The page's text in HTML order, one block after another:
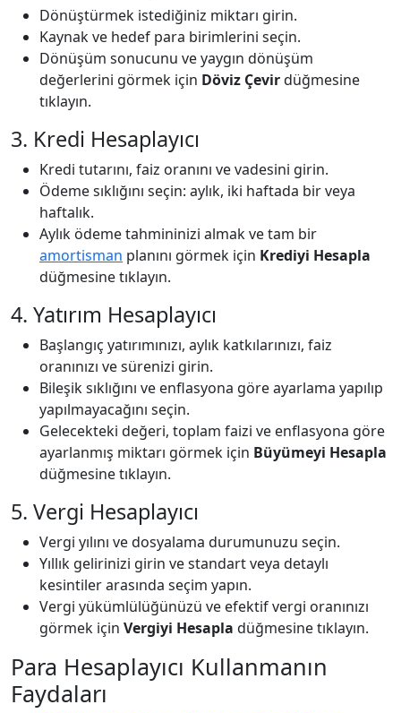
Dönüştürmek istediğiniz miktarı girin.
Kaynak ve hedef para birimlerini seçin.
Dönüşüm sonucunu ve yaygın dönüşüm
değerlerini görmek için Döviz Çevirdüğmesine
tıklayın.
3. Kredi Hesaplayıcı
Kredi tutarını, faiz oranını ve vadesini girin.
Ödeme sıklığını seçin: aylık, iki haftada bir veya
haftalık.
Aylık ödeme tahmininizi almak ve tam bir
amortisman planını görmek için Krediyi Hesapla
düğmesine tıklayın.
4. Yatırım Hesaplayıcı
Başlangıç yatırımınızı, aylık katkılarınızı, faiz
oranınızı ve sürenizi girin.
Bileşik sıklığını ve enflasyona göre ayarlama yapılıp
yapılmayacağını seçin.
Gelecekteki değeri, toplam faizi ve enflasyona göre
ayarlanmış miktarı görmek için Büyümeyi Hesapla
düğmesine tıklayın.
5. Vergi Hesaplayıcı
Vergi yılını ve dosyalama durumunuzu seçin.
Yıllık gelirinizi girin ve standart veya detaylı
kesintiler arasında seçim yapın.
Vergi yükümlülüğünüzü ve efektif vergi oranınızı
görmek için Vergiyi Hesapla düğmesine tıklayın.
Para Hesaplayıcı Kullanmanın
Faydaları